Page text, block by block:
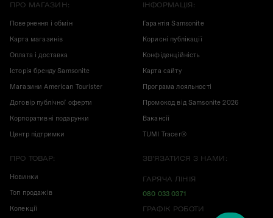
ПРО МАГАЗИН:
Повернення і обмін
Карта магазинів
Оплата і доставка
Історія бренду Samsonite
Магазини American Tourister
Договір публічної оферти
Корпоративні подарунки
Центр підтримки
ІНФОРМАЦІЯ:
Гарантія Samsonite
Корисні публікації
Конфіденційність
Карта сайту
Програма лояльності
Промокод від Samsonite 2026
Вакансії
TUMI Tracer®
ПРО ТОВАР:
Новинки
Топ продажів
Колекції
ЗВ'ЯЗАТИСЯ З НАМИ:
ГАРЯЧА ЛІНІЯ
080 033 0371
ГРАФІК РОБОТИ